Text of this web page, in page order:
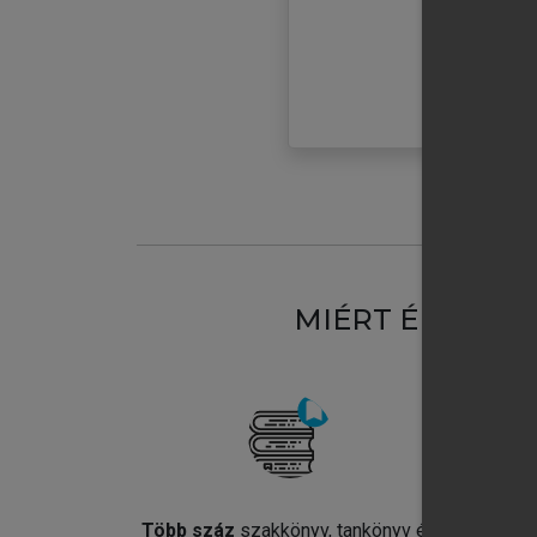
MIÉRT
Több száz szakkönyv, tankönyv és